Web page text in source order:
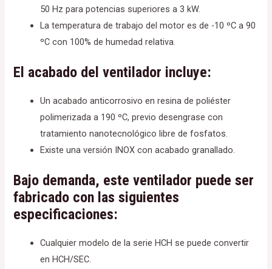
50 Hz para potencias superiores a 3 kW.
La temperatura de trabajo del motor es de -10 ºC a 90
ºC con 100% de humedad relativa.
El acabado del ventilador incluye:
Un acabado anticorrosivo en resina de poliéster
polimerizada a 190 ºC, previo desengrase con
tratamiento nanotecnológico libre de fosfatos.
Existe una versión INOX con acabado granallado.
Bajo demanda, este ventilador puede ser
fabricado con las siguientes
especificaciones:
Cualquier modelo de la serie HCH se puede convertir
en HCH/SEC.